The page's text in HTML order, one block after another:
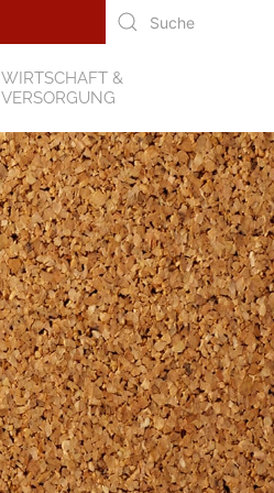
WIRTSCHAFT &
VERSORGUNG